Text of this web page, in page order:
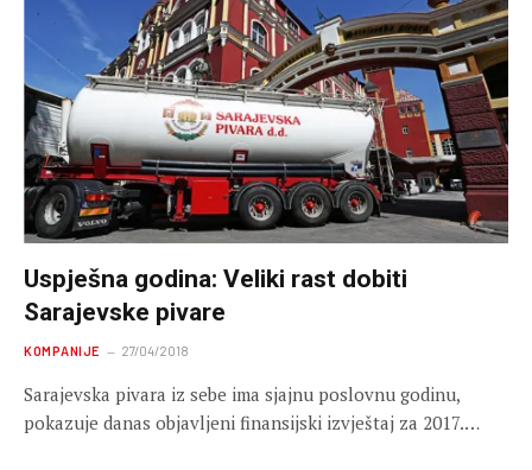
Uspješna godina: Veliki rast dobiti
Sarajevske pivare
KOMPANIJE 27/04/2018
Sarajevska pivara iz sebe ima sjajnu poslovnu godinu,
pokazuje danas objavljeni finansijski izvještaj za 2017.…